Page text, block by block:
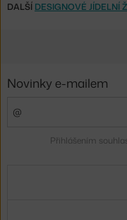
DALŠÍ DESIGNOVÉ JÍDELNÍ
Novinky e-mailem
Přihlášením